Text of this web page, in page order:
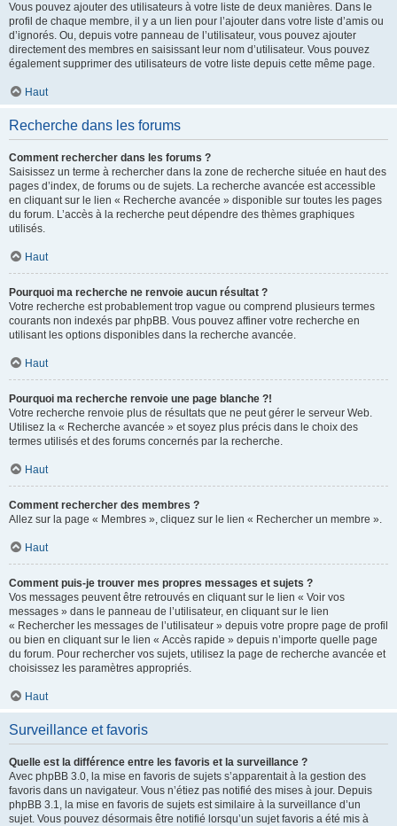
Vous pouvez ajouter des utilisateurs à votre liste de deux manières. Dans le
profil de chaque membre, il y a un lien pour l’ajouter dans votre liste d’amis ou
d’ignorés. Ou, depuis votre panneau de l’utilisateur, vous pouvez ajouter
directement des membres en saisissant leur nom d’utilisateur. Vous pouvez
également supprimer des utilisateurs de votre liste depuis cette même page.
Haut
Recherche dans les forums
Comment rechercher dans les forums ?
Saisissez un terme à rechercher dans la zone de recherche située en haut des
pages d’index, de forums ou de sujets. La recherche avancée est accessible
en cliquant sur le lien « Recherche avancée » disponible sur toutes les pages
du forum. L’accès à la recherche peut dépendre des thèmes graphiques
utilisés.
Haut
Pourquoi ma recherche ne renvoie aucun résultat ?
Votre recherche est probablement trop vague ou comprend plusieurs termes
courants non indexés par phpBB. Vous pouvez affiner votre recherche en
utilisant les options disponibles dans la recherche avancée.
Haut
Pourquoi ma recherche renvoie une page blanche ?!
Votre recherche renvoie plus de résultats que ne peut gérer le serveur Web.
Utilisez la « Recherche avancée » et soyez plus précis dans le choix des
termes utilisés et des forums concernés par la recherche.
Haut
Comment rechercher des membres ?
Allez sur la page « Membres », cliquez sur le lien « Rechercher un membre ».
Haut
Comment puis-je trouver mes propres messages et sujets ?
Vos messages peuvent être retrouvés en cliquant sur le lien « Voir vos
messages » dans le panneau de l’utilisateur, en cliquant sur le lien
« Rechercher les messages de l’utilisateur » depuis votre propre page de profil
ou bien en cliquant sur le lien « Accès rapide » depuis n’importe quelle page
du forum. Pour rechercher vos sujets, utilisez la page de recherche avancée et
choisissez les paramètres appropriés.
Haut
Surveillance et favoris
Quelle est la différence entre les favoris et la surveillance ?
Avec phpBB 3.0, la mise en favoris de sujets s’apparentait à la gestion des
favoris dans un navigateur. Vous n’étiez pas notifié des mises à jour. Depuis
phpBB 3.1, la mise en favoris de sujets est similaire à la surveillance d’un
sujet. Vous pouvez désormais être notifié lorsqu’un sujet favoris a été mis à